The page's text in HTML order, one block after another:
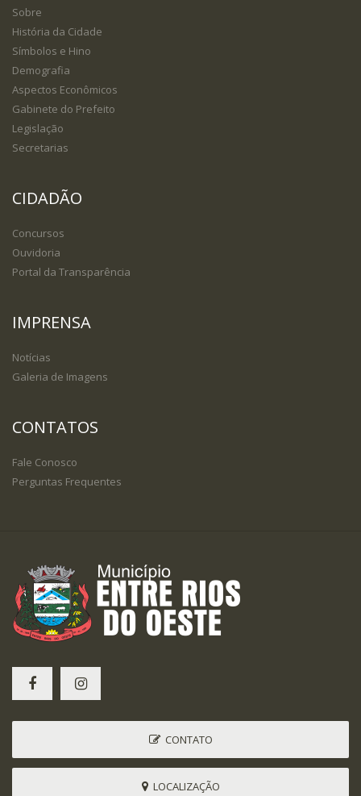
Sobre
História da Cidade
Símbolos e Hino
Demografia
Aspectos Econômicos
Gabinete do Prefeito
Legislação
Secretarias
CIDADÃO
Concursos
Ouvidoria
Portal da Transparência
IMPRENSA
Notícias
Galeria de Imagens
CONTATOS
Fale Conosco
Perguntas Frequentes
CONTATO
LOCALIZAÇÃO